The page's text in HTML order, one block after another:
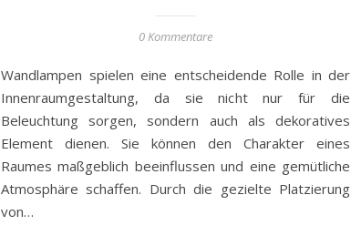
0 Kommentare
Wandlampen spielen eine entscheidende Rolle in der
Innenraumgestaltung, da sie nicht nur für die
Beleuchtung sorgen, sondern auch als dekoratives
Element dienen. Sie können den Charakter eines
Raumes maßgeblich beeinflussen und eine gemütliche
Atmosphäre schaffen. Durch die gezielte Platzierung
von…